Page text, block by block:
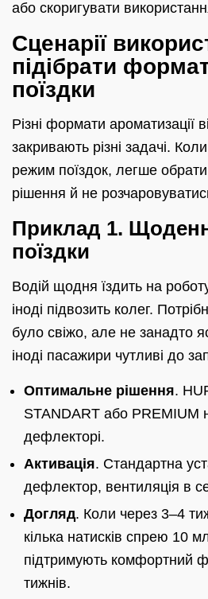
або скоригувати
Сценарії
підібрати
поїздки
Різні формати ароматизації
закривають різні задачі.
режим поїздок, легше
рішення й не
Приклад 1.
поїздки
Водій щодня їздить на
іноді підвозить колег.
було свіжо, але не занадто
іноді пасажири чутливі до
Оптимальне рішення.
STANDART або PREMIUM
дефлекторі.
Активація. Стандартна
дефлектор, вентиляція в
Догляд. Коли через 3–4
кілька натисків спрею 10
підтримують комфортний
тижнів.